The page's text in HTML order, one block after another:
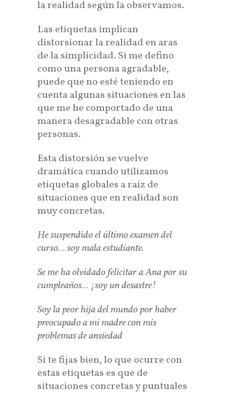
la realidad según la observamos.
Las etiquetas implican
distorsionar la realidad en aras
de la simplicidad. Si me defino
como una persona agradable,
puede que no esté teniendo en
cuenta algunas situaciones en las
que me he comportado de una
manera desagradable con otras
personas.
Esta distorsión se vuelve
dramática cuando utilizamos
etiquetas globales a raíz de
situaciones que en realidad son
muy concretas.
He suspendido el último examen del
curso… soy mala estudiante.
Se me ha olvidado felicitar a Ana por su
cumpleaños… ¡soy un desastre!
Soy la peor hija del mundo por haber
preocupado a mi madre con mis
problemas de ansiedad
Si te fijas bien, lo que ocurre con
estas etiquetas es que de
situaciones concretas y puntuales